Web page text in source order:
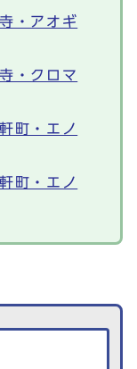
・アオギ
・クロマ
町・エノ
町・エノ